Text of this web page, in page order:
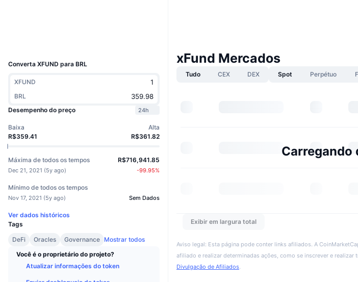
Converta XFUND para BRL
XFUND
BRL
Desempenho do preço
24h
Baixa
R$359.41
Alta
R$361.82
Máxima de todos os tempos
Dec 21, 2021 (5y ago)
R$716,941.85
-99.95%
Mínimo de todos os tempos
Nov 17, 2021 (5y ago) Sem Dados
Ver dados históricos
Tags
DeFi
Oracles Governance Mostrar todos
Você é o proprietário do projeto?
Atualizar informações do token
xFund Mercados
Tudo CEX DEX Spot Perpétuo
Carregando
Exibir em largura total
Aviso legal: Esta página pode conter links afiliados. A
afiliado e realizar determinadas ações, como se inscrever e
Divulgação de Afiliados.